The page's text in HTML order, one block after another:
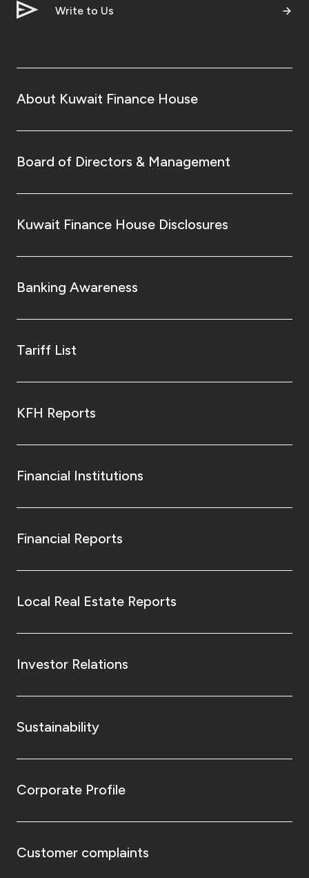
Write to Us
About Kuwait Finance House
Board of Directors & Management
Kuwait Finance House Disclosures
Banking Awareness
Tariff List
KFH Reports
Financial Institutions
Financial Reports
Local Real Estate Reports
Investor Relations
Sustainability
Corporate Profile
Customer complaints